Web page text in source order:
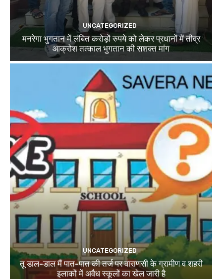
UNCATEGORIZED
मनरेगा भुगतान में लंबित करोड़ों रुपये को लेकर प्रधानों में तीव्र
आक्रोश तत्काल भुगतान की सशक्त मांग
UNCATEGORIZED
तू डाल-डाल मैं पात-पात की तर्ज पर वाराणसी के ग्रामीण व शहरी
इलाकों में अवैध स्कूलों का खेल जारी है